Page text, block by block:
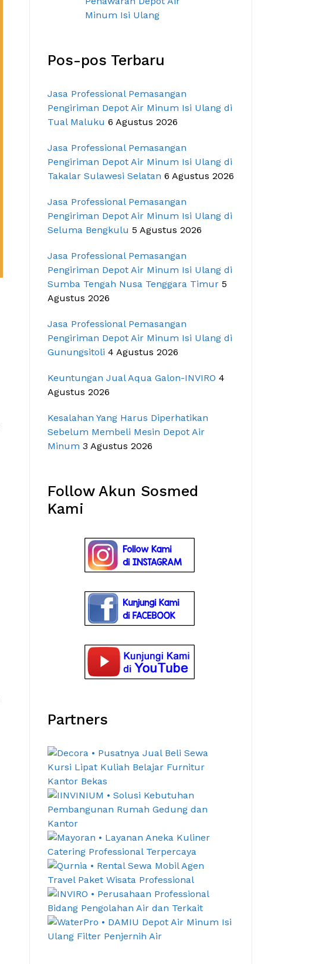
Pos-pos Terbaru
Jasa Professional Pemasangan
Pengiriman Depot Air Minum Isi Ulang di
Tual Maluku 6 Agustus 2026
Jasa Professional Pemasangan
Pengiriman Depot Air Minum Isi Ulang di
Takalar Sulawesi Selatan 6 Agustus 2026
Jasa Professional Pemasangan
Pengiriman Depot Air Minum Isi Ulang di
Seluma Bengkulu 5 Agustus 2026
Jasa Professional Pemasangan
Pengiriman Depot Air Minum Isi Ulang di
Sumba Tengah Nusa Tenggara Timur 5
Agustus 2026
Jasa Professional Pemasangan
Pengiriman Depot Air Minum Isi Ulang di
Gunungsitoli 4 Agustus 2026
Keuntungan Jual Aqua Galon-INVIRO 4
Agustus 2026
Kesalahan Yang Harus Diperhatikan
Sebelum Membeli Mesin Depot Air
Minum 3 Agustus 2026
Follow Akun Sosmed
Kami
Partners